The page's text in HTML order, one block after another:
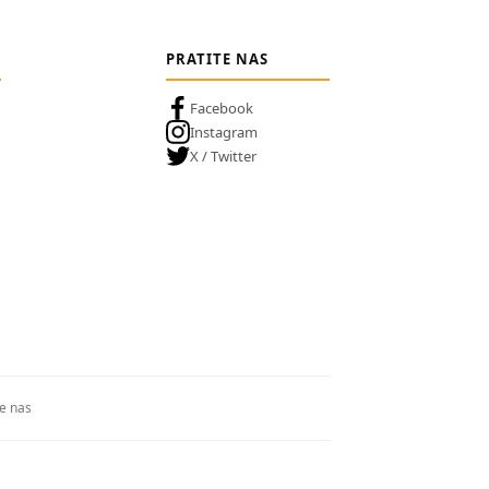
PRATITE NAS
Facebook
Instagram
X / Twitter
nas